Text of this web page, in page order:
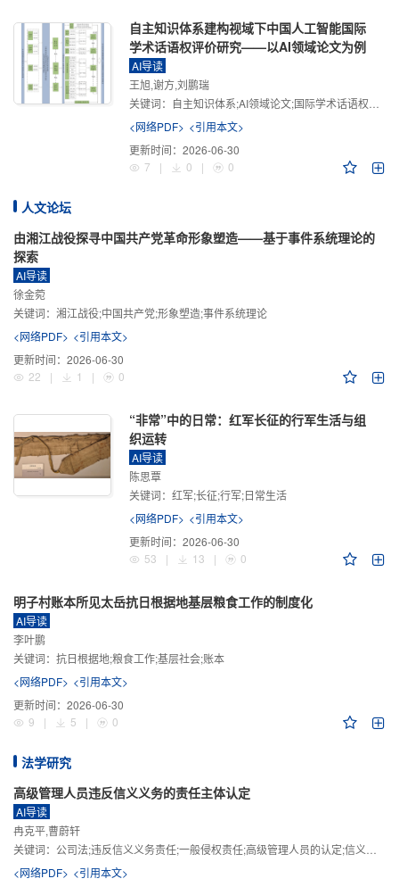
自主知识体系建构视域下中国人工智能国际
学术话语权评价研究——以AI领域论文为例
AI导读
王旭,谢方,刘鹏瑞
关键词： 自主知识体系;AI领域论文;国际学术话语权评价;学术影响力;学术感知力;学术传播力;学术引领力
<网络PDF> <引用本文>
更新时间： 2026-06-30
7
| 0 | 0
人文论坛
由湘江战役探寻中国共产党革命形象塑造——基于事件系统理论的
探索
AI导读
徐金菀
关键词： 湘江战役;中国共产党;形象塑造;事件系统理论
<网络PDF> <引用本文>
更新时间： 2026-06-30
22
| 1 | 0
“非常”中的日常：红军长征的行军生活与组
织运转
AI导读
陈思覃
关键词： 红军;长征;行军;日常生活
<网络PDF> <引用本文>
更新时间： 2026-06-30
53
| 13 | 0
明子村账本所见太岳抗日根据地基层粮食工作的制度化
AI导读
李叶鹏
关键词： 抗日根据地;粮食工作;基层社会;账本
<网络PDF> <引用本文>
更新时间： 2026-06-30
9
| 5 | 0
法学研究
高级管理人员违反信义义务的责任主体认定
AI导读
冉克平,曹蔚轩
关键词： 公司法;违反信义义务责任;一般侵权责任;高级管理人员的认定;信义义务
<网络PDF> <引用本文>